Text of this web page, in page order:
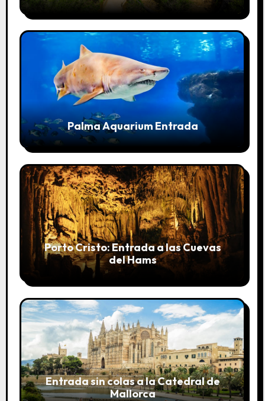
Palma Aquarium Entrada
Porto Cristo: Entrada a las Cuevas
del Hams
Entrada sin colas a la Catedral de
Mallorca